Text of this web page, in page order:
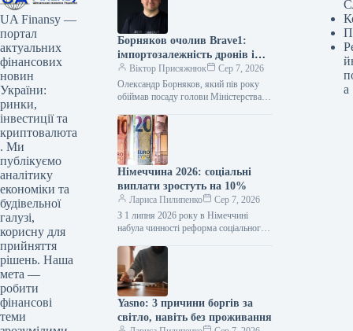
UA Finansy —
портал
актуальних
фінансових
новин
України:
ринки,
інвестиції та
криптовалюта
. Ми
публікуємо
аналітику
економіки та
будівельної
галузі,
корисну для
прийняття
рішень. Наша
мета —
робити
фінансові
теми
Борняков очолив Brave1:
імпортозалежність дронів і
плани
Віктор Присяжнюк
Сер 7, 2026
Олександр Борняков, який пів року
обіймав посаду голови Міністерства
нову відповідальну роль – очолив
Наглядову раду…
Німеччина 2026: соціальні
виплати зростуть на 10%
Лариса Пилипенко
Сер 7, 2026
З 1 липня 2026 року в Німеччині
набула чинності реформа соціального
діяла від 2023 року, замінила…
Yasno: 3 причини боргів за
світло, навіть без проживання
а